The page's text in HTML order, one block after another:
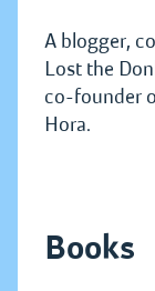
A blogger,
Lost the
co-founder
Hora.
Books